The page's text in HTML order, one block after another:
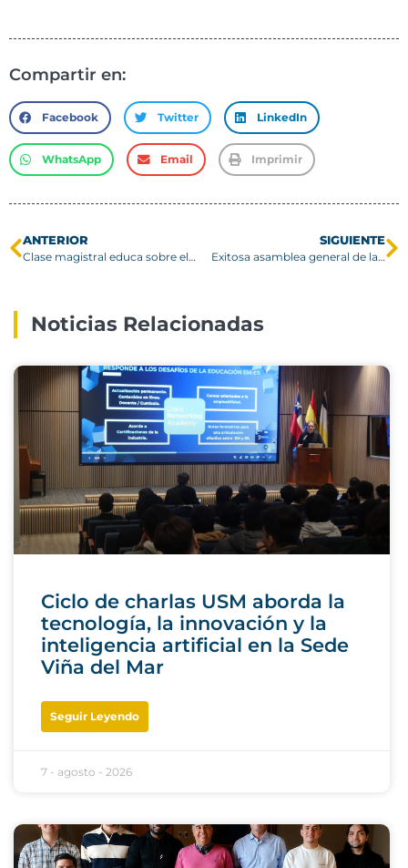
Compartir en:
Facebook Twitter LinkedIn
WhatsApp Email Imprimir
ANTERIOR
Clase magistral educa sobre el futuro de la Inteligencia Artificial
SIGUIENTE
Exitosa asamblea general de la Red Magalhães se realiza en la USM
Noticias Relacionadas
Ciclo de charlas USM aborda la
tecnología, la innovación y la
inteligencia artificial en la Sede
Viña del Mar
Seguir Leyendo
7 - agosto - 2026